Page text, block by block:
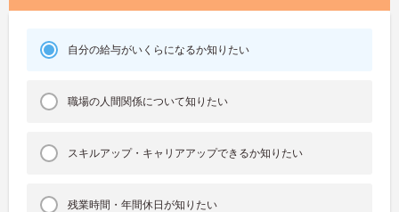
自分の給与がいくらになるか知りたい
職場の人間関係について知りたい
スキルアップ・キャリアアップできるか知りたい
残業時間・年間休日が知りたい